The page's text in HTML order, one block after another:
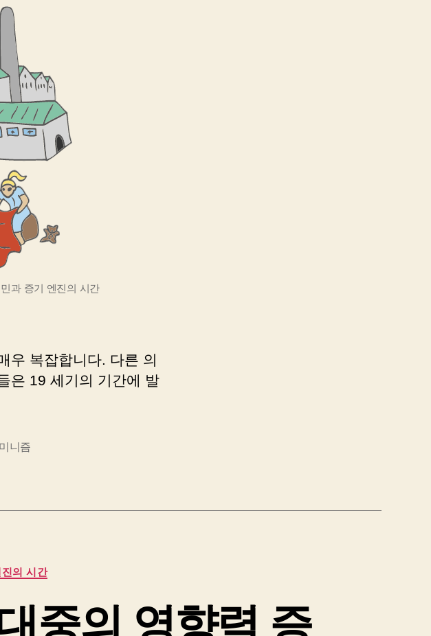
과 증기 엔진의 시간
우 복잡합니다. 다른 의
은 19 세기의 기간에 발
니즘
의 시간
중의 영향력 증